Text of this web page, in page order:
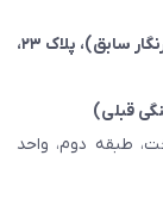
سابق)
، پلاک ۲۳،
طبقه دوم، واحد